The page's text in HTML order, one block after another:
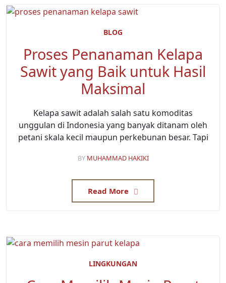
BLOG
Proses Penanaman Kelapa
Sawit yang Baik untuk Hasil
Maksimal
Kelapa sawit adalah salah satu komoditas
unggulan di Indonesia yang banyak ditanam oleh
petani skala kecil maupun perkebunan besar. Tapi
BY MUHAMMAD HAKIKI
Read More
LINGKUNGAN